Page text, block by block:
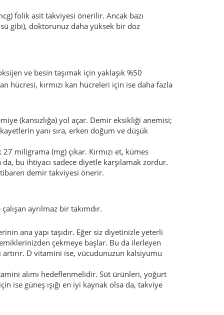
folik asit takviyesi önerilir. Ancak bazı
gibi), doktorunuz daha yüksek bir doz
ve besin taşımak için yaklaşık %50
hücresi, kırmızı kan hücreleri için ise daha fazla
(kansızlığa) yol açar. Demir eksikliği anemisi;
yanı sıra, erken doğum ve düşük
miligrama (mg) çıkar. Kırmızı et, kümes
bu ihtiyacı sadece diyetle karşılamak zordur.
demir takviyesi önerir.
ayrılmaz bir takımdır.
ana yapı taşıdır. Eğer siz diyetinizle yeterli
çekmeye başlar. Bu da ilerleyen
D vitamini ise, vücudunuzun kalsiyumu
alımı hedeflenmelidir. Süt ürünleri, yoğurt
ise güneş ışığı en iyi kaynak olsa da, takviye